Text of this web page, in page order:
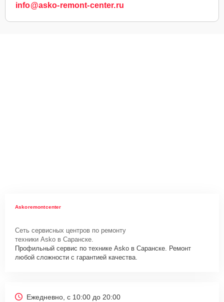
info@asko-remont-center.ru
Askoremontcenter
Сеть сервисных центров по ремонту
техники Asko в Саранске.
Профильный сервис по технике Asko в Саранске. Ремонт
любой сложности с гарантией качества.
Ежедневно, с 10:00 до 20:00